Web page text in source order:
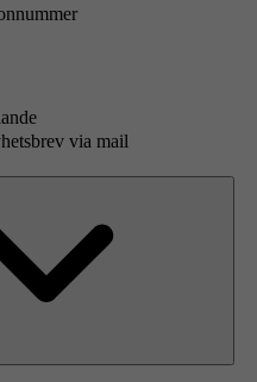
via mail